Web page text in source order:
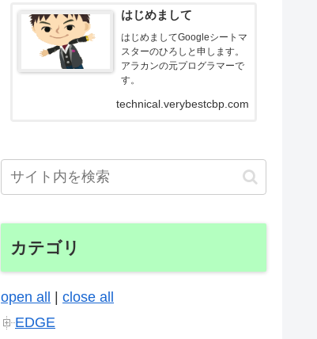
はじめまして
はじめましてGoogleシートマ
スターのひろしと申します。
アラカンの元プログラマーで
す。
technical.verybestcbp.com
カテゴリ
open all
close all
EDGE